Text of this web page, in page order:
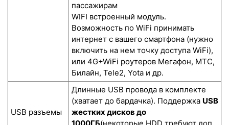
пассажирам
WIFI встроенный модуль.
Возможность по WiFi принимать
интернет с вашего смартфона (нужно
включить на нем точку доступа WiFi),
или 4G+WiFi роутеров Мегафон, МТС,
Билайн, Tele2, Yota и др.
USB разъемы
Длинные USB провода в комплекте
(хватает до бардачка). Поддержка USB
жестких дисков до